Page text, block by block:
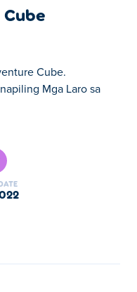
Cube.
Mga Laro sa